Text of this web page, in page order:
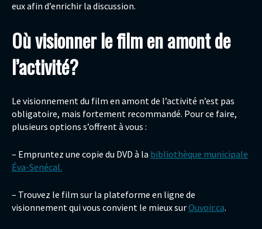
eux afin d’enrichir la discussion.
Où visionner le film en amont de
l’activité?
Le visionnement du film en amont de l’activité n’est pas
obligatoire, mais fortement recommandé. Pour ce faire,
plusieurs options s’offrent à vous :
– Empruntez une copie du DVD à la bibliothèque municipale
Éva-Senécal.
– Trouvez le film sur la plateforme en ligne de
visionnement qui vous convient le mieux surOuvoir.ca.